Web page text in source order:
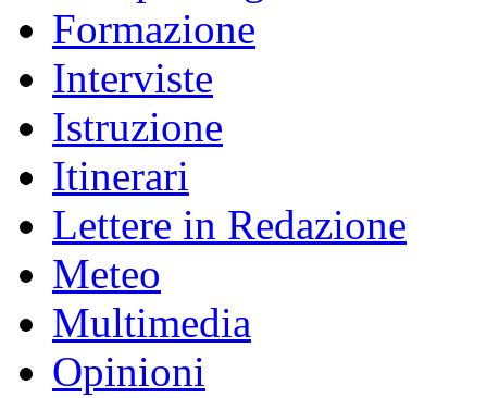
Formazione
Interviste
Istruzione
Itinerari
Lettere in Redazione
Meteo
Multimedia
Opinioni